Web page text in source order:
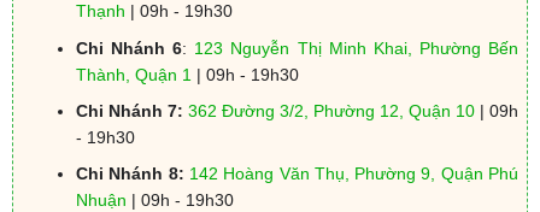
Thạnh | 09h - 19h30
Chi Nhánh 6: 123 Nguyễn Thị Minh Khai, Phường Bến
Thành, Quận 1 | 09h - 19h30
Chi Nhánh 7: 362 Đường 3/2, Phường 12, Quận 10 | 09h
- 19h30
Chi Nhánh 8: 142 Hoàng Văn Thụ, Phường 9, Quận Phú
Nhuận | 09h - 19h30